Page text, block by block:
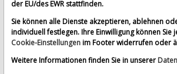
BAY.MOTOREN WERKE VZO (Lang & Schwarz)
der EU/des EWR stattfinden.
Sie können alle Dienste akzeptieren, ablehnen
individuell festlegen. Ihre Einwilligung können Sie
Cookie-Einstellungenim Footer widerrufen oder
Weitere Informationen finden Sie in unserer